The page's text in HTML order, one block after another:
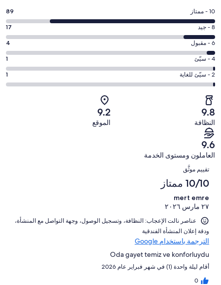
درجة
التصنيف
10
-
ممتاز.
89
من
أصل
112
من
تقييمات
النزلاء
10 - ممتاز 89
درجة
التصنيف
8
-
جيد.
17
من
أصل
112
من
تقييمات
النزلاء
8 - جيد 17
درجة
التصنيف
6
-
مقبول.
4
من
أصل
112
من
تقييمات
النزلاء
6 - مقبول 4
درجة
التصنيف
4
سيّئ.
1
من
أصل
112
من
تقييمات
النزلاء
4 - سيّئ 1
درجة
التصنيف
2
-
سيّئ
للغاية.
1
من
أصل
112
من
تقييمات
النزلاء
2 - سيّئ للغاية 1
9.8
النظافة
9.2
الموقع
9.6
العاملون ومستوى الخدمة
التقييمات
تقييم موثَّق
10/10 ممتاز
mert emre
٢٧ مارس ٢٠٢٦
عناصر نالت الإعجاب: ⁦النظافة⁩، و⁦تسجيل الوصول⁩، و⁦جهة التواصل مع المنشأة⁩،
و⁦دقة إعلان المنشأة الفندقية⁩
الترجمة باستخدام Google
Oda gayet temiz ve konforluydu
أقام ليلة واحدة (1) في شهر فبراير عام 2026
0